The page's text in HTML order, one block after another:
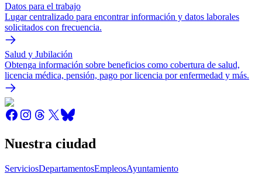
Datos para el trabajo
Lugar centralizado para encontrar información y datos laborales
solicitados con frecuencia.
Salud y Jubilación
Obtenga información sobre beneficios como cobertura de salud,
licencia médica, pensión, pago por licencia por enfermedad y más.
Nuestra ciudad
ServiciosDepartamentosEmpleosAyuntamiento